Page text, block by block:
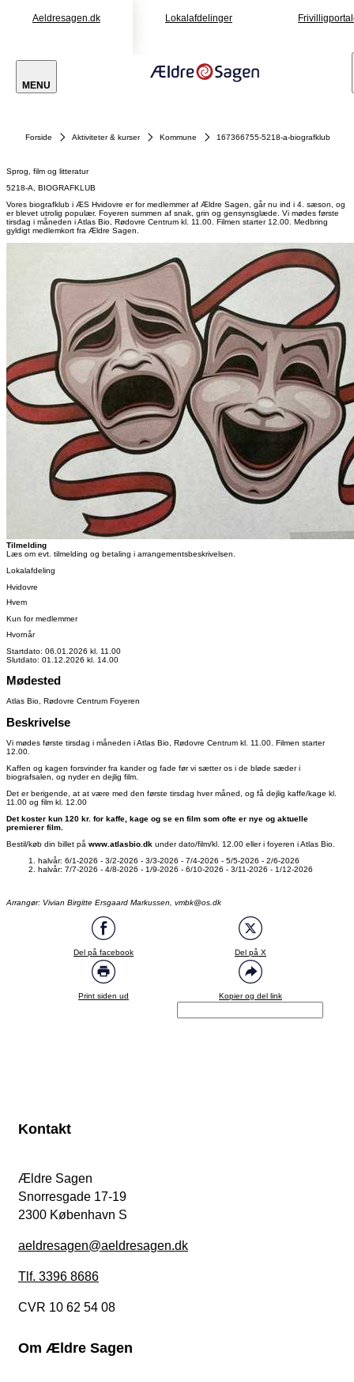
Aeldresagen.dk Lokalafdelinger
MENU
Forside Aktiviteter & kurser Kommune 167366755-5218-a-biografklub
Sprog, film og litteratur
5218-A, BIOGRAFKLUB
Vores biografklub i ÆS Hvidovre er for medlemmer af Ældre Sagen, går nu ind i 4. sæson, og
er blevet utrolig populær. Foyeren summen af snak, grin og gensynsglæde. Vi mødes første
tirsdag i måneden i Atlas Bio, Rødovre Centrum kl. 11.00. Filmen starter 12.00. Medbring
gyldigt medlemkort fra Ældre Sagen.
Tilmelding
Læs om evt. tilmelding og betaling i arrangementsbeskrivelsen.
Lokalafdeling
Hvidovre
Hvem
Kun for medlemmer
Hvornår
Startdato: 06.01.2026 kl. 11.00
Slutdato: 01.12.2026 kl. 14.00
Mødested
Atlas Bio, Rødovre Centrum Foyeren
Beskrivelse
Vi mødes første tirsdag i måneden i Atlas Bio, Rødovre Centrum kl. 11.00. Filmen starter
12.00.
Kaffen og kagen forsvinder fra kander og fade før vi sætter os i de bløde sæder i
biografsalen, og nyder en dejlig film.
Det er berigende, at at være med den første tirsdag hver måned, og få dejlig kaffe/kage kl.
11.00 og film kl. 12.00
Det koster kun 120 kr. for kaffe, kage og se en film som ofte er nye og aktuelle
premierer film.
Bestil/køb din billet på www.atlasbio.dk under dato/film/kl. 12.00 eller i foyeren i Atlas Bio.
halvår: 6/1-2026 - 3/2-2026 - 3/3-2026 - 7/4-2026 - 5/5-2026 - 2/6-2026
halvår: 7/7-2026 - 4/8-2026 - 1/9-2026 - 6/10-2026 - 3/11-2026 - 1/12-2026
Arrangør: Vivian Birgitte Ersgaard Markussen, vmbk@os.dk
Del på facebook Del på X
Print siden ud Kopier og del link
Kontakt
Ældre Sagen
Snorresgade 17-19
2300 København S
aeldresagen@aeldresagen.dk
Tlf. 3396 8686
CVR 10 62 54 08
Om Ældre Sagen